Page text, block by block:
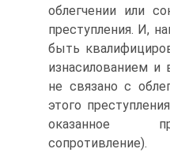
облегчении или
преступления. И,
быть
изнасилованием и
не связано с
этого
оказанное
сопротивление).